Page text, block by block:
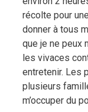
récolte pour
donner à tous
que je ne peux
les vivaces
entretenir. Les
plusieurs
m’occuper du